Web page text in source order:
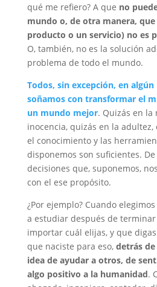
qué me refiero? A que no
mundo o, de otra manera,
producto o un servicio) no es
O, también, no es la solución
problema de todo el mundo.
Todos, sin excepción, en
soñamos con transformar el
un mundo mejor. Quizás en la
inocencia, quizás en la
el conocimiento y las
disponemos son suficientes.
decisiones que, suponemos,
con el ese propósito.
¿Por ejemplo? Cuando
a estudiar después de terminar
importar cuál elijas, y que
que naciste para eso, detrás de
idea de ayudar a otros, de
algo positivo a la humanidad.